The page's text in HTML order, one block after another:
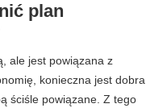
plan
ale jest powiązana z
konieczna jest dobra
ściśle powiązane. Z tego